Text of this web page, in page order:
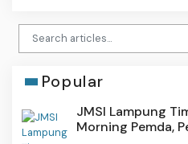
Popular
JMSI Lampung
Morning Pemda,